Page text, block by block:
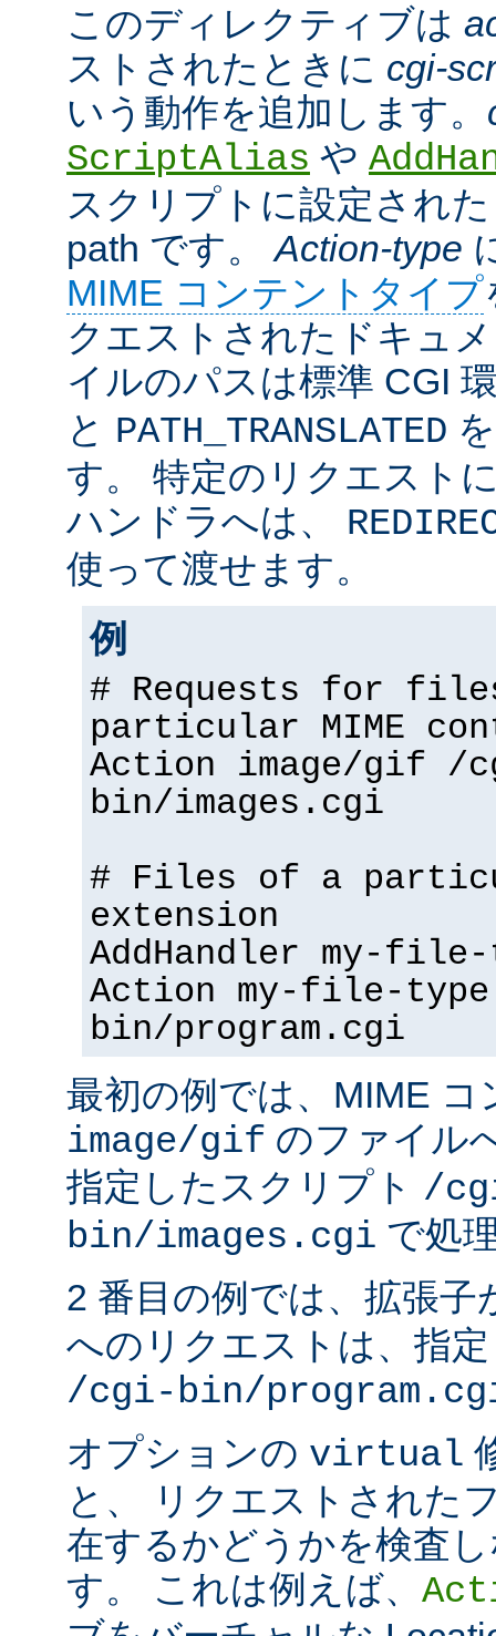
このディレクティブは
ストされたときに cgi-
いう動作を追加します。
ScriptAlias や
スクリプトに設定され
path です。Action-type
MIME コンテントタイプ
クエストされたドキュ
イルのパスは標準 CGI
と PATH_TRANSLATED
す。 特定のリクエスト
ハンドラへは、
使って渡せます。
例
# Requests for
particular MIME
Action image/gif /
bin/images.cgi
# Files of a
extension
AddHandler my-
Action my-file-
bin/program.cgi
最初の例では、MIME
image/gif のファイル
指定したスクリプト /
bin/images.cgi で処
2 番目の例では、拡張子
へのリクエストは、指
/cgi-bin/
オプションの virtual
と、 リクエストされた
在するかどうかを検査
す。 これは例えば、